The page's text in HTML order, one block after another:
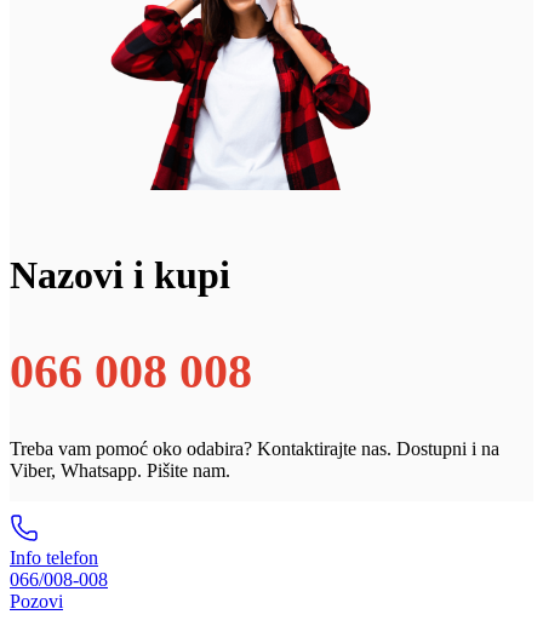
Nazovi i kupi
066 008 008
Treba vam pomoć oko odabira? Kontaktirajte nas. Dostupni i na
Viber, Whatsapp. Pišite nam.
Info telefon
066/008-008
Pozovi